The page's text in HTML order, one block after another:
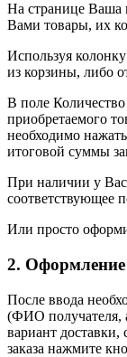
На странице Ваша
Вами товары, их
Используя
из корзины, либо
В поле
приобретаемого
необходимо
итоговой суммы
При наличии у Вас
соответствующее
Или просто
2. Оформление
После ввода
(ФИО получателя,
вариант
заказа нажмите